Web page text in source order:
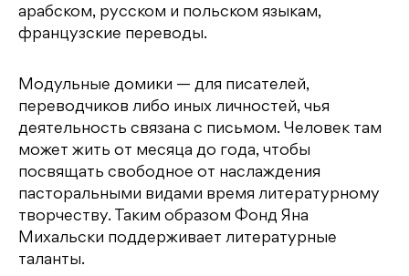
арабском, русском и польском языкам,
французские переводы.
Модульные домики — для писателей,
переводчиков либо иных личностей, чья
деятельность связана с письмом. Человек там
может жить от месяца до года, чтобы
посвящать свободное от наслаждения
пасторальными видами время литературному
творчеству. Таким образом Фонд Яна
Михальски поддерживает литературные
таланты.